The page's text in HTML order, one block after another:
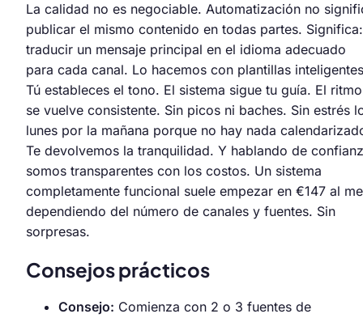
La calidad no es negociable. Automatización no
publicar el mismo contenido en todas partes. Significa:
traducir un mensaje principal en el idioma adecuado
para cada canal. Lo hacemos con plantillas
Tú estableces el tono. El sistema sigue tu guía. El ritmo
se vuelve consistente. Sin picos ni baches. Sin estrés
lunes por la mañana porque no hay nada
Te devolvemos la tranquilidad. Y hablando de
somos transparentes con los costos. Un sistema
completamente funcional suele empezar en €147 al
dependiendo del número de canales y fuentes. Sin
sorpresas.
Consejos prácticos
Consejo: Comienza con 2 o 3 fuentes de